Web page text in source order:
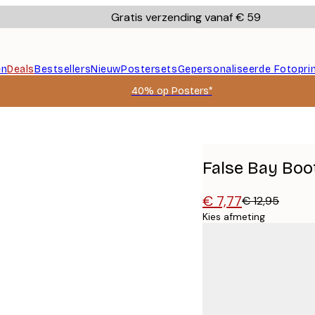
Gratis verzending vanaf € 59
DealsBestsellersNieuwPostersetsGepersonaliseerde
40% op Posters*
False Bay
€ 7,77€ 12,95
Kies afmeting